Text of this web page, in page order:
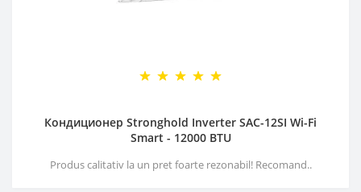
Кондиционер Stronghold Inverter SAC-12SI Wi-Fi
Smart - 12000 BTU
Produs calitativ la un pret foarte rezonabil! Recomand..